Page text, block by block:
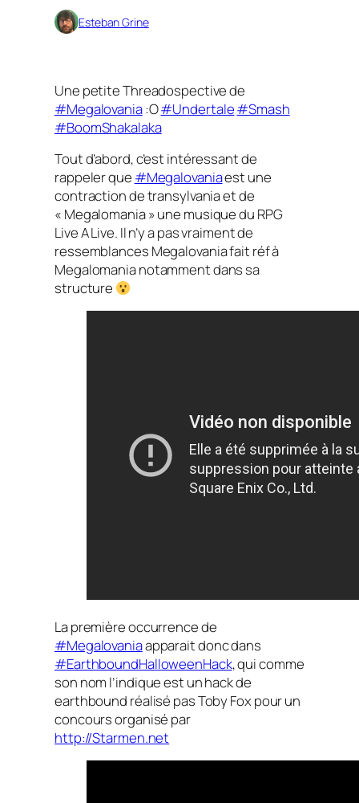
Esteban Grine
Une petite Threadospective de
#Megalovania:O#Undertale#Smash
#BoomShakalaka
Tout d’abord, c’est intéressant de
rappeler que #Megalovaniaest une
contraction de transylvania et de
« Megalomania » une musique du RPG
Live A Live. Il n’y a pas vraiment de
ressemblances Megalovania fait réf à
Megalomania notamment dans sa
structure
La première occurrence de
#Megalovaniaapparait donc dans
#EarthboundHalloweenHack, qui comme
son nom l’indique est un hack de
earthbound réalisé pas Toby Fox pour un
concours organisé par
http://Starmen.net